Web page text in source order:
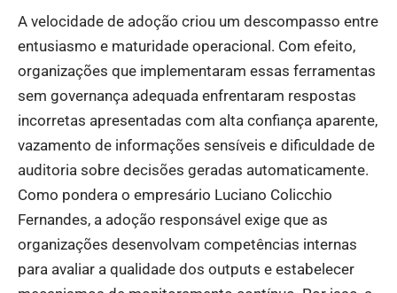
A velocidade de adoção criou um descompasso entre
entusiasmo e maturidade operacional. Com efeito,
organizações que implementaram essas ferramentas
sem governança adequada enfrentaram respostas
incorretas apresentadas com alta confiança aparente,
vazamento de informações sensíveis e dificuldade de
auditoria sobre decisões geradas automaticamente.
Como pondera o empresário Luciano Colicchio
Fernandes, a adoção responsável exige que as
organizações desenvolvam competências internas
para avaliar a qualidade dos outputs e estabelecer